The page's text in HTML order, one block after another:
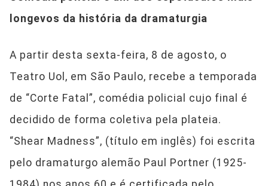
longevos da história da dramaturgia
A partir desta sexta-feira, 8 de agosto, o
Teatro Uol, em São Paulo, recebe a temporada
de “Corte Fatal”, comédia policial cujo final é
decidido de forma coletiva pela plateia.
“Shear Madness”, (título em inglês) foi escrita
pelo dramaturgo alemão Paul Portner (1925-